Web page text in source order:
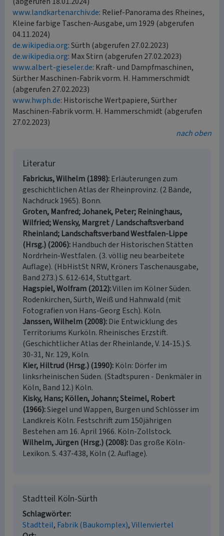
www.landkartenarchiv.de: Relief-Panorama des Rheines,
Kleine farbige Taschen-Ausgabe, um 1929 (abgerufen
04.11.2024)
de.wikipedia.org: Sürth (abgerufen 27.02.2023)
de.wikipedia.org: Max Stirn (abgerufen 27.02.2023)
www.albert-gieseler.de: Kraft- und Dampfmaschinen,
Sürther Maschinen-Fabrik vorm. H. Hammerschmidt
(abgerufen 27.02.2023)
www.hwph.de: Historische Wertpapiere, Sürther
Maschinen-Fabrik vorm. H. Hammerschmidt (abgerufen
27.02.2023)
nach oben
Literatur
Fabricius, Wilhelm (1898) Erläuterungen zum
geschichtlichen Atlas der Rheinprovinz. (2 Bände,
Nachdruck 1965). Bonn.
Groten, Manfred; Johanek, Peter; Reininghaus,
Wilfried; Wensky, Margret / Landschaftsverband
Rheinland; Landschaftsverband Westfalen-Lippe
(Hrsg.) (2006) Handbuch der Historischen Stätten
Nordrhein-Westfalen. (3. völlig neu bearbeitete
Auflage). (HbHistSt NRW, Kröners Taschenausgabe,
Band 273.) S. 612-614, Stuttgart.
Hagspiel, Wolfram (2012) Villen im Kölner Süden.
Rodenkirchen, Sürth, Weiß und Hahnwald (mit
Fotografien von Hans-Georg Esch). Köln.
Janssen, Wilhelm (2008) Die Entwicklung des
Territoriums Kurköln. Rheinisches Erzstift.
(Geschichtlicher Atlas der Rheinlande, V. 14-15.) S.
30-31, Nr. 129, Köln.
Kier, Hiltrud (Hrsg.) (1990) Köln: Dörfer im
linksrheinischen Süden. (Stadtspuren - Denkmäler in
Köln, Band 12.) Köln.
Kisky, Hans; Köllen, Johann; Steimel, Robert
(1966) Siegel und Wappen, Burgen und Schlösser im
Landkreis Köln. Festschrift zum 150jährigen
Bestehen am 16. April 1966. Köln-Zollstock.
Wilhelm, Jürgen (Hrsg.) (2008) Das große Köln-
Lexikon. S. 437-438, Köln (2. Auflage).
Stadtteil Köln-Sürth
Schlagwörter
Stadtteil Fabrik (Baukomplex) Villenviertel